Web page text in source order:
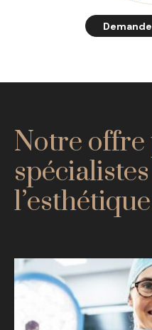
Notre offre